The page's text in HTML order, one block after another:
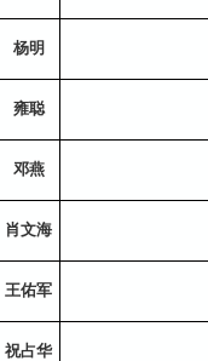
杨明
雍聪
邓燕
肖文海
王佑军
祝占华